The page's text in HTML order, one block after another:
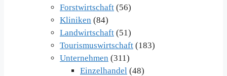
Forstwirtschaft (56)
Kliniken (84)
Landwirtschaft (51)
Tourismuswirtschaft (183)
Unternehmen (311)
Einzelhandel (48)